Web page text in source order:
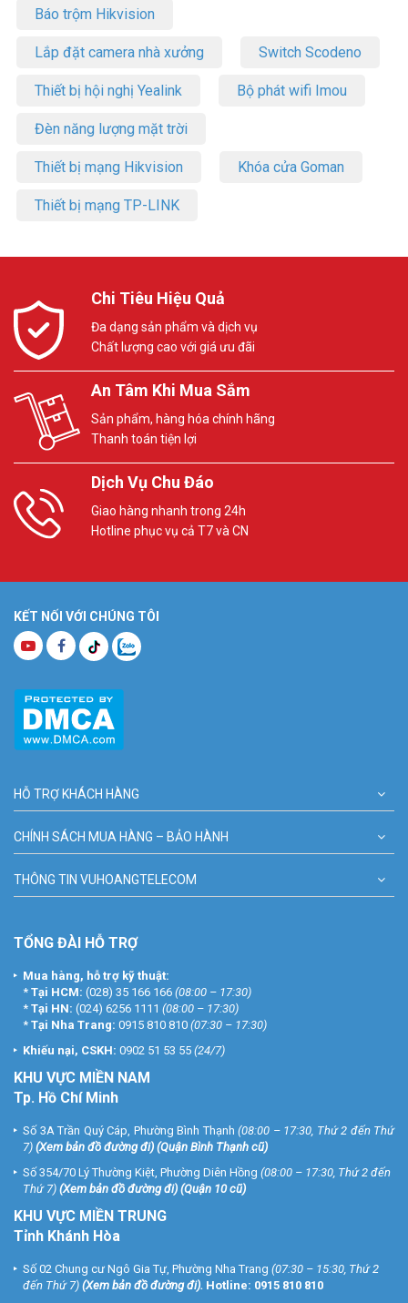
Báo trộm Hikvision
Lắp đặt camera nhà xưởng Switch Scodeno
Thiết bị hội nghị Yealink Bộ phát wifi Imou
Đèn năng lượng mặt trời
Thiết bị mạng Hikvision Khóa cửa Goman
Thiết bị mạng TP-LINK
Chi Tiêu Hiệu Quả
Đa dạng sản phẩm và dịch vụ
Chất lượng cao với giá ưu đãi
An Tâm Khi Mua Sắm
Sản phẩm, hàng hóa chính hãng
Thanh toán tiện lợi
Dịch Vụ Chu Đáo
Giao hàng nhanh trong 24h
Hotline phục vụ cả T7 và CN
KẾT NỐI VỚI CHÚNG TÔI
HỖ TRỢ KHÁCH HÀNG
CHÍNH SÁCH MUA HÀNG – BẢO HÀNH
THÔNG TIN VUHOANGTELECOM
TỔNG ĐÀI HỖ TRỢ
Mua hàng, hỗ trợ kỹ thuật:
* Tại HCM: (028) 35 166 166 (08:00 – 17:30)
* Tại HN: (024) 6256 1111 (08:00 – 17:30)
* Tại Nha Trang: 0915 810 810 (07:30 – 17:30)
Khiếu nại, CSKH: 0902 51 53 55 (24/7)
KHU VỰC MIỀN NAM
Tp. Hồ Chí Minh
Số 3A Trần Quý Cáp, Phường Bình Thạnh (08:00 – 17:30, Thứ 2 đến Thứ
7) (Xem bản đồ đường đi) (Quận Bình Thạnh cũ)
Số 354/70 Lý Thường Kiệt, Phường Diên Hồng (08:00 – 17:30, Thứ 2 đến
Thứ 7) (Xem bản đồ đường đi) (Quận 10 cũ)
KHU VỰC MIỀN TRUNG
Tỉnh Khánh Hòa
Số 02 Chung cư Ngô Gia Tự, Phường Nha Trang (07:30 – 15:30, Thứ 2
đến Thứ 7) (Xem bản đồ đường đi). Hotline: 0915 810 810